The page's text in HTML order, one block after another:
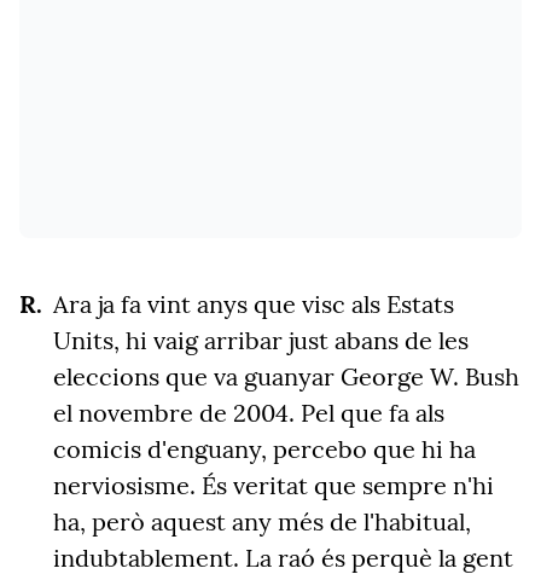
Ara ja fa vint anys que visc als Estats
Units, hi vaig arribar just abans de les
eleccions que va guanyar George W. Bush
el novembre de 2004. Pel que fa als
comicis d'enguany, percebo que hi ha
nerviosisme. És veritat que sempre n'hi
ha, però aquest any més de l'habitual,
indubtablement. La raó és perquè la gent